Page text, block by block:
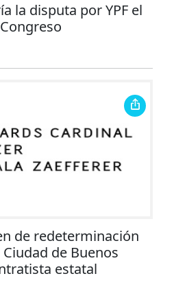
la disputa por YPF el
de redeterminación
de Buenos
estatal